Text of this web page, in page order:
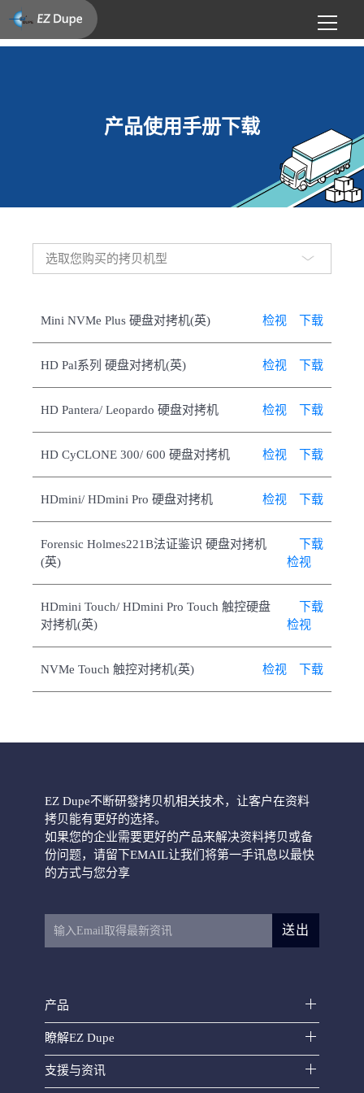
产品使用手册下载
选取您购买的拷贝机型
Mini NVMe Plus 硬盘对拷机(英) 下载
检视
HD Pal系列 硬盘对拷机(英) 下载
检视
HD Pantera/ Leopardo 硬盘对拷机 下载
检视
HD CyCLONE 300/ 600 硬盘对拷机 下载
检视
HDmini/ HDmini Pro 硬盘对拷机 下载
检视
Forensic Holmes221B法证鉴识 硬盘对拷机
(英)
下载
检视
HDmini Touch/ HDmini Pro Touch 触控硬盘
对拷机(英)
下载
检视
NVMe Touch 触控对拷机(英) 下载
检视
EZ Dupe不断研發拷贝机相关技术，让客户在资料
拷贝能有更好的选择。
如果您的企业需要更好的产品来解决资料拷贝或备
份问题，请留下EMAIL让我们将第一手讯息以最快
的方式与您分享
送出
产品
瞭解EZ Dupe
支援与资讯